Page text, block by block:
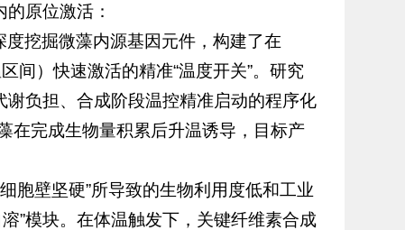
原位激活：
度挖掘微藻内源基因元件，构建了在
）快速激活的精准“温度开关”。研究
谢负担、合成阶段温控精准启动的程序化
在完成生物量积累后升温诱导，目标产
胞壁坚硬”所导致的生物利用度低和工业
”模块。在体温触发下，关键纤维素合成